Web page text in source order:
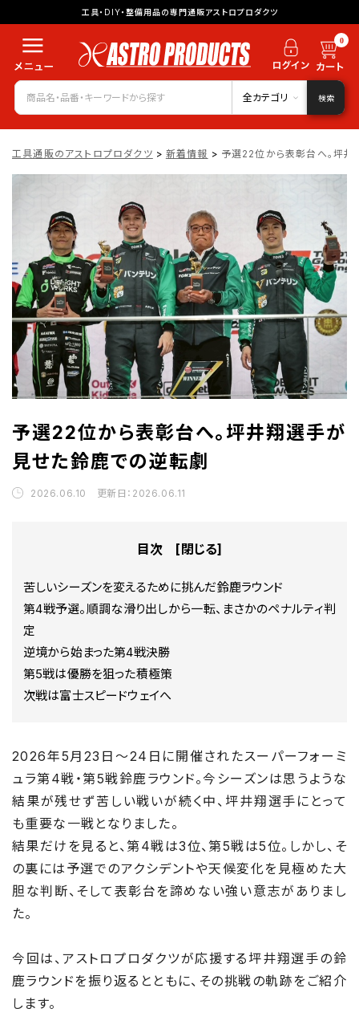
工具・DIY・整備用品の専門通販アストロプロダクツ
0
全カテゴリ 検索
工具通販のアストロプロダクツ > 新着情報 > 予選22位から表彰台へ。坪
予選22位から表彰台へ。坪井翔選手が
見せた鈴鹿での逆転劇
2026.06.10 更新日：2026.06.11
目次 [閉じる]
苦しいシーズンを変えるために挑んだ鈴鹿ラウンド
第4戦予選。順調な滑り出しから一転、まさかのペナルティ判
定
逆境から始まった第4戦決勝
第5戦は優勝を狙った積極策
次戦は富士スピードウェイへ
2026年5月23日～24日に開催されたスーパーフォーミ
ュラ第4戦・第5戦鈴鹿ラウンド。今シーズンは思うような
結果が残せず苦しい戦いが続く中、坪井翔選手にとって
も重要な一戦となりました。
結果だけを見ると、第4戦は3位、第5戦は5位。しかし、そ
の裏には予選でのアクシデントや天候変化を見極めた大
胆な判断、そして表彰台を諦めない強い意志がありまし
た。
今回は、アストロプロダクツが応援する坪井翔選手の鈴
鹿ラウンドを振り返るとともに、その挑戦の軌跡をご紹介
します。